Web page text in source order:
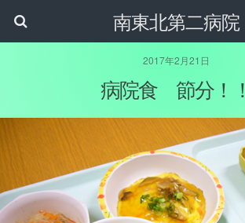
南東北第二病院
2017年2月21日
病院食 節分！！